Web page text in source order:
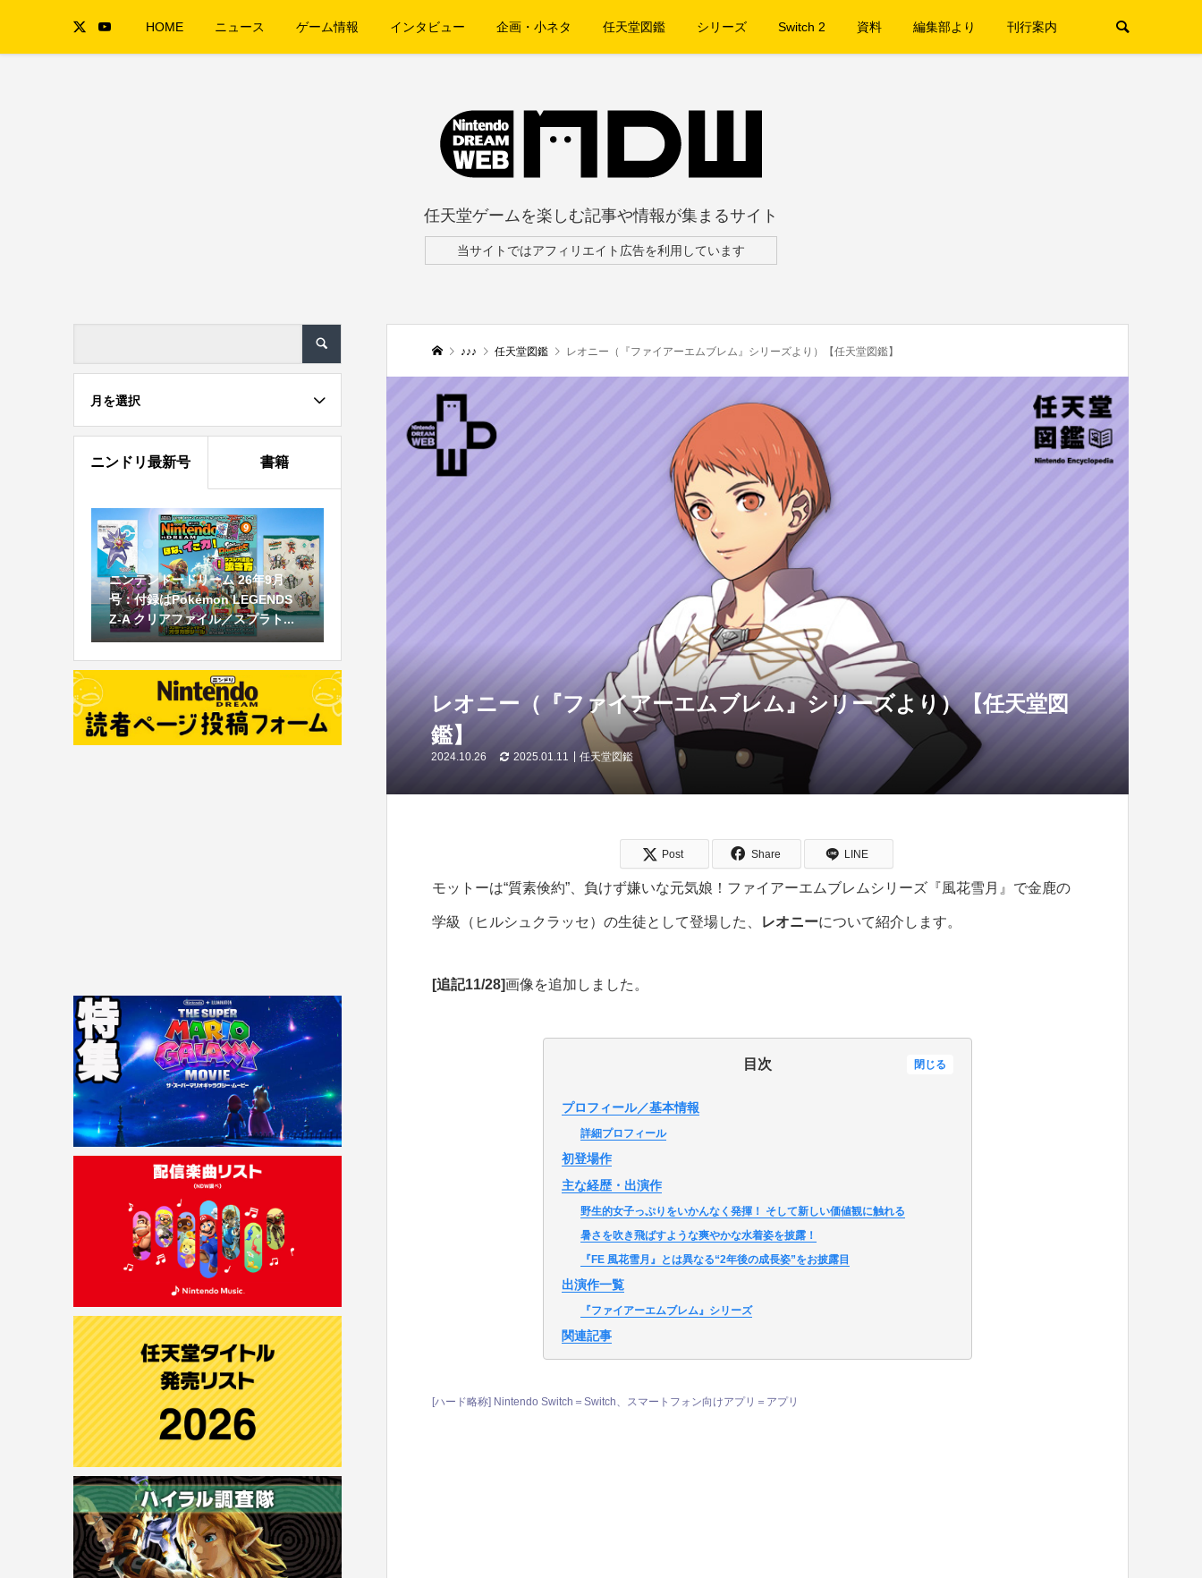
HOME ニュース ゲーム情報 インタビュー 企画・小ネタ 任天堂図鑑 シリーズ Switch 2 資料 編集部より 刊行案内
任天堂ゲームを楽しむ記事や情報が集まるサイト
当サイトではアフィリエイト広告を利用しています
♪♪♪ 任天堂図鑑 レオニー（『ファイアーエムブレム』シリーズより）【任天堂図鑑】
レオニー（『ファイアーエムブレム』シリーズより）【任天堂図
鑑】
2024.10.26 2025.01.11 任天堂図鑑
Post Share LINE
モットーは“質素倹約”、負けず嫌いな元気娘！ファイアーエムブレムシリーズ『風花雪月』で金鹿の
学級（ヒルシュクラッセ）の生徒として登場した、 レオニーについて紹介します。
[追記11/28]画像を追加しました。
目次 閉じる
プロフィール／基本情報
詳細プロフィール
初登場作
主な経歴・出演作
野生的女子っぷりをいかんなく発揮！ そして新しい価値観に触れる
暑さを吹き飛ばすような爽やかな水着姿を披露！
『FE 風花雪月』とは異なる“2年後の成長姿”をお披露目
出演作一覧
『ファイアーエムブレム』シリーズ
関連記事
[ハード略称] Nintendo Switch＝Switch、スマートフォン向けアプリ＝アプリ
月を選択
ニンドリ最新号 書籍
ニンテンドードリーム 26年9月
号：付録はPokémon LEGENDS
Z-A クリアファイル／スプラト...